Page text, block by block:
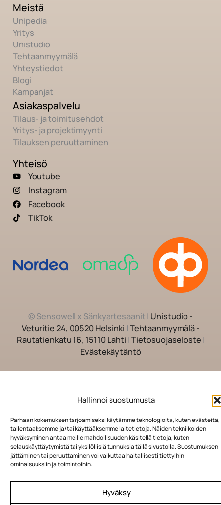
Hallinnoi suostumusta
Parhaan kokemuksen tarjoamiseksi käytämme teknologioita, kuten evästeitä,
tallentaaksemme ja/tai käyttääksemme laitetietoja. Näiden tekniikoiden
hyväksyminen antaa meille mahdollisuuden käsitellä tietoja, kuten
selauskäyttäytymistä tai yksilöllisiä tunnuksia tällä sivustolla. Suostumuksen
jättäminen tai peruuttaminen voi vaikuttaa haitallisesti tiettyihin
ominaisuuksiin ja toimintoihin.
Hyväksy
Meistä
Unipedia
Yritys
Unistudio
Tehtaanmyymälä
Yhteystiedot
Blogi
Kampanjat
Asiakaspalvelu
Tilaus- ja toimitusehdot
Yritys- ja projektimyynti
Tilauksen peruuttaminen
Yhteisö
Youtube
Instagram
Facebook
TikTok
© Sensowell x Sänkyartesaanit | Unistudio -
Veturitie 24, 00520 Helsinki |Tehtaanmyymälä -
Rautatienkatu 16, 15110 Lahti |Tietosuojaseloste |
Evästekäytäntö